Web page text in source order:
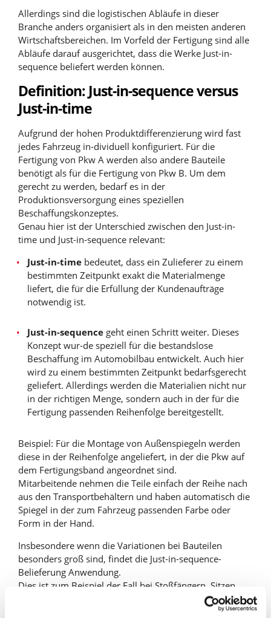
Allerdings sind die logistischen Abläufe in dieser
Branche anders organisiert als in den meisten anderen
Wirtschaftsbereichen. Im Vorfeld der Fertigung sind alle
Abläufe darauf ausgerichtet, dass die Werke Just-in-
sequence beliefert werden können.
Definition: Just-in-sequence versus
Just-in-time
Aufgrund der hohen Produktdifferenzierung wird fast
jedes Fahrzeug in-dividuell konfiguriert. Für die
Fertigung von Pkw A werden also andere Bauteile
benötigt als für die Fertigung von Pkw B. Um dem
gerecht zu werden, bedarf es in der
Produktionsversorgung eines speziellen
Beschaffungskonzeptes.
Genau hier ist der Unterschied zwischen den Just-in-
time und Just-in-sequence relevant:
Just-in-time bedeutet, dass ein Zulieferer zu einem
bestimmten Zeitpunkt exakt die Materialmenge
liefert, die für die Erfüllung der Kundenaufträge
notwendig ist.
Just-in-sequence geht einen Schritt weiter. Dieses
Konzept wur-de speziell für die bestandslose
Beschaffung im Automobilbau entwickelt. Auch hier
wird zu einem bestimmten Zeitpunkt bedarfsgerecht
geliefert. Allerdings werden die Materialien nicht nur
in der richtigen Menge, sondern auch in der für die
Fertigung passenden Reihenfolge bereitgestellt.
Beispiel: Für die Montage von Außenspiegeln werden
diese in der Reihenfolge angeliefert, in der die Pkw auf
dem Fertigungsband angeordnet sind.
Mitarbeitende nehmen die Teile einfach der Reihe nach
aus den Transportbehältern und haben automatisch die
Spiegel in der zum Fahrzeug passenden Farbe oder
Form in der Hand.
Insbesondere wenn die Variationen bei Bauteilen
besonders groß sind, findet die Just-in-sequence-
Belieferung Anwendung.
Dies ist zum Beispiel der Fall bei Stoßfängern, Sitzen,
Innenverkleidungen, Türen oder dem Cockpit. Auf diese
Weise spart der Automobilhersteller Lagerkosten, weil